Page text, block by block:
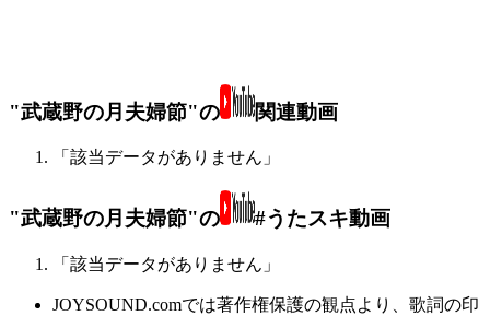
"武蔵野の月夫婦節"の 関連動画
「該当データがありません」
"武蔵野の月夫婦節"の #うたスキ動画
「該当データがありません」
JOYSOUND.comでは著作権保護の観点より、歌詞の印